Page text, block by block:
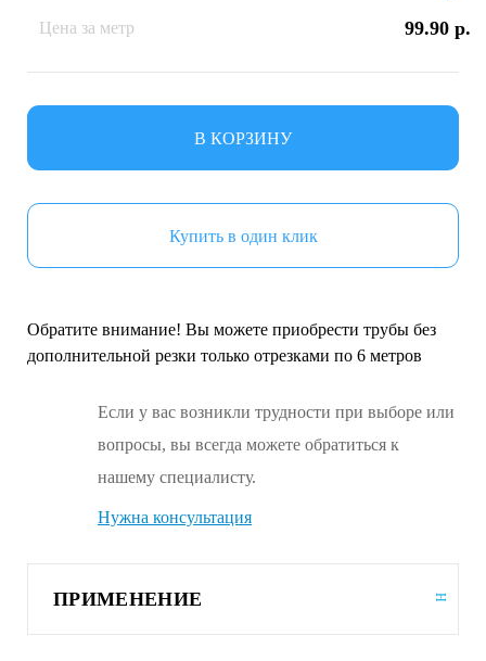
Цена за метр 99.90 р.
В КОРЗИНУ
Купить в один клик
Обратите внимание! Вы можете приобрести трубы без
дополнительной резки только отрезками по 6 метров
Если у вас возникли трудности при выборе или
вопросы, вы всегда можете обратиться к
нашему специалисту.
Нужна консультация
ПРИМЕНЕНИЕ